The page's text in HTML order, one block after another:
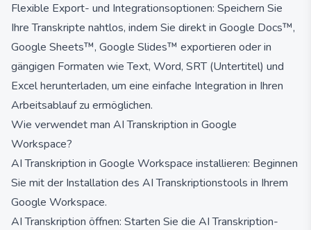
Flexible Export- und Integrationsoptionen: Speichern Sie
Ihre Transkripte nahtlos, indem Sie direkt in Google Docs™,
Google Sheets™, Google Slides™ exportieren oder in
gängigen Formaten wie Text, Word, SRT (Untertitel) und
Excel herunterladen, um eine einfache Integration in Ihren
Arbeitsablauf zu ermöglichen.
Wie verwendet man AI Transkription in Google
Workspace?
AI Transkription in Google Workspace installieren: Beginnen
Sie mit der Installation des AI Transkriptionstools in Ihrem
Google Workspace.
AI Transkription öffnen: Starten Sie die AI Transkription-